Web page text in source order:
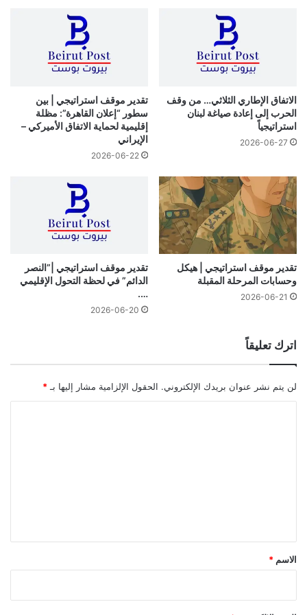
الاتفاق الإطاري الثلاثي… من وقف
الحرب إلى إعادة صياغة لبنان
استراتيجياً
2026-06-27
تقدير موقف استراتيجي | بين
سطور “إعلان القاهرة”: مظلة
إقليمية لحماية الاتفاق الأميركي –
الإيراني
2026-06-22
تقدير موقف استراتيجي | هيكل
وحسابات المرحلة المقبلة
2026-06-21
تقدير موقف استراتيجي |”النصر
الدائم” في لحظة التحول الإقليمي
….
2026-06-20
اترك تعليقاً
لن يتم نشر عنوان بريدك الإلكتروني. الحقول الإلزامية مشار إليها بـ *
*
الاسم *